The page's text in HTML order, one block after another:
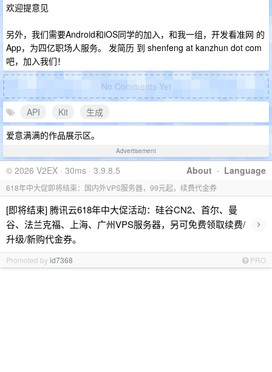
欢迎提意见
另外，我们需要Android和iOS同学的加入，和我一组，开发看准网 的
App，为四亿职场人服务。 发简历 到 shenfeng at kanzhun dot com
吧，加入我们！
No Comments Yet
API Kit
生成
爱意满满的作品展示区。
Advertisement
About · Language
© 2026 V2EX · 30ms · 3.9.8.5
618年中大促即将结束：国内外VPS服务器，99元起，续费代金券
[即将结束] 腾讯云618年中大促活动：硅谷CN2、首尔、曼
谷、法兰克福、上海、广州VPS服务器，另可免费领取续费/
升级/新购代金券。
›
Promoted byid7368 PRO